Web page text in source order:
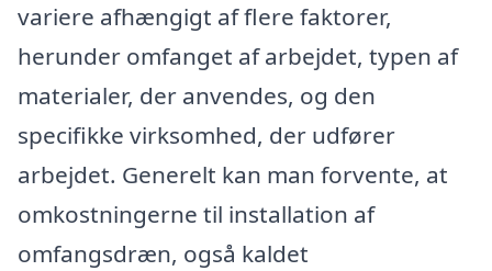
variere afhængigt af flere faktorer,
herunder omfanget af arbejdet, typen af
materialer, der anvendes, og den
specifikke virksomhed, der udfører
arbejdet. Generelt kan man forvente, at
omkostningerne til installation af
omfangsdræn, også kaldet